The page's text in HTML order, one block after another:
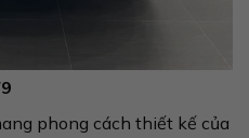
phong cách thiết kế của